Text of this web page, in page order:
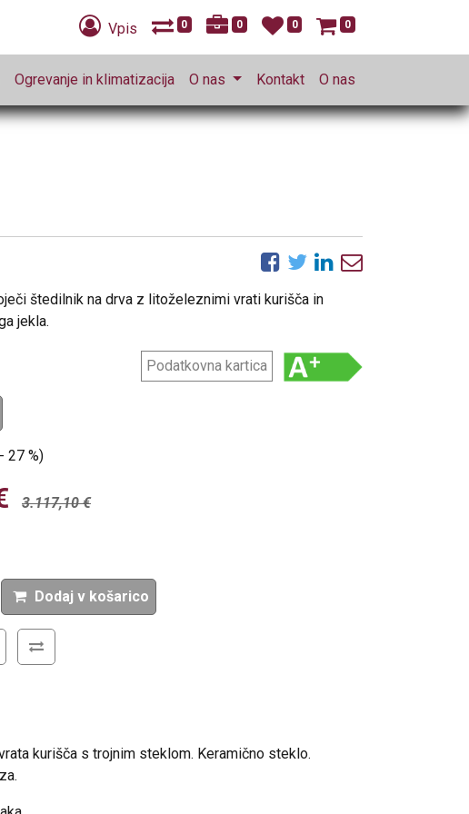
Vpis 0 0 0 0
Ogrevanje in klimatizacija O nas Kontakt O nas
štedilnik na drva z litoželeznimi vrati kurišča in
jekla.
Podatkovna kartica
27 %)
3.117,10€
Dodaj v košarico
kurišča s trojnim steklom. Keramično steklo.